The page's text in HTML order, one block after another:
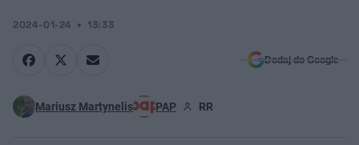
2024-01-24 13:33
Dodaj do Google
Mariusz Martynelis PAP RR